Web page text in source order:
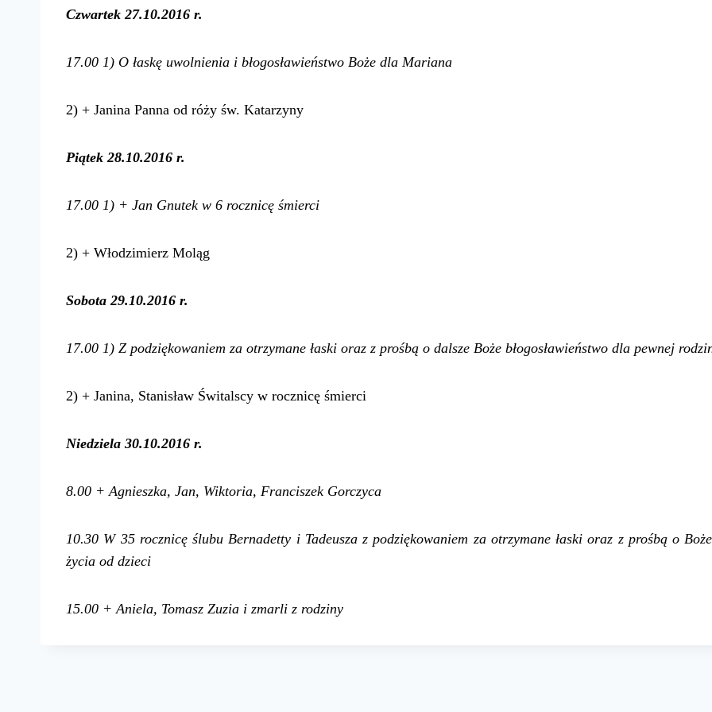
Czwartek 27.10.2016 r.
17.00 1) O łaskę uwolnienia i błogosławieństwo Boże dla Mariana
2) + Janina Panna od róży św. Katarzyny
Piątek 28.10.2016 r.
17.00 1) + Jan Gnutek w 6 rocznicę śmierci
2) + Włodzimierz Moląg
Sobota 29.10.2016 r.
17.00 1) Z podziękowaniem za otrzymane łaski oraz z prośbą o dalsze Boże błogosławieństwo dla pewnej
2) + Janina, Stanisław Świtalscy w rocznicę śmierci
Niedziela 30.10.2016 r.
8.00 + Agnieszka, Jan, Wiktoria, Franciszek Gorczyca
10.30 W 35 rocznicę ślubu Bernadetty i Tadeusza zpodziękowaniem za otrzymane łaski oraz z prośbą o
życia od dzieci
15.00 + Aniela, Tomasz Zuzia i zmarli z rodziny